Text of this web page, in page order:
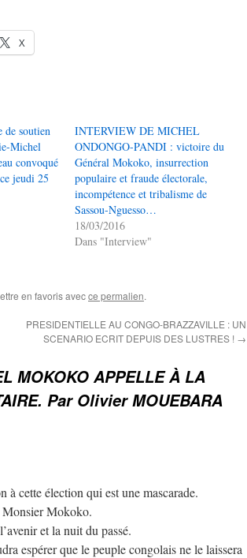
X
de soutien
Michel
convoqué
jeudi 25
INTERVIEW DE MICHEL
ONDONGO-PANDI : victoire du
Général Mokoko, insurrection
populaire et fraude électorale,
incompétence et tribalisme de
Sassou-Nguesso…
18/03/2016
Dans "Interview"
en favoris avecce permalien.
PRESIDENTIELLE AU CONGO-BRAZZAVILLE : UN
SCENARIO ECRIT DEPUIS DES LUSTRES ! →
MOKOKO APPELLE À LA
Par Olivier MOUEBARA
à cette élection qui est une mascarade.
Monsier Mokoko.
et la nuit du passé.
espérer que le peuple congolais ne le laissera